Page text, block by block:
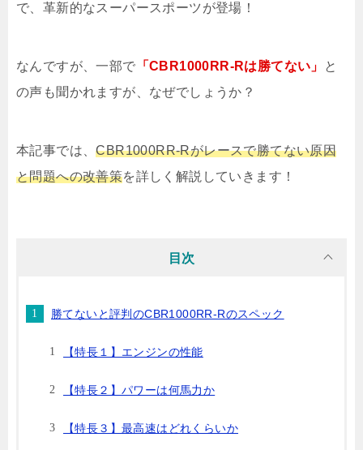
で、革新的なスーパースポーツが登場！
なんですが、一部で 「CBR1000RR-Rは勝てない」
と
の声も聞かれますが、なぜでしょうか？
本記事では、CBR1000RR-Rがレースで勝てない原因
と問題への改善策を詳しく解説していきます！
目次
勝てないと評判のCBR1000RR-Rのスペック
【特長１】エンジンの性能
【特長２】パワーは何馬力か
【特長３】最高速はどれくらいか